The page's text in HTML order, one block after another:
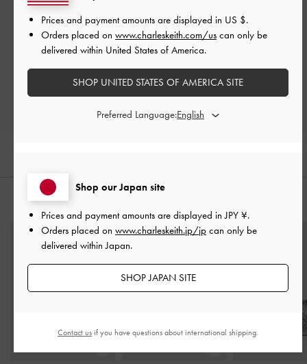
ご感想をお聞かせください
Let us know what you think
レビューを書く
Shop our Japan site
Prices and payment amounts are displayed inJPY ¥.
Orders placed on www.charleskeith.jp/jp can only be
delivered within Japan.
SHOP JAPAN SITE
Prices and payment amounts are displayed in US $.
Orders placed on www.charleskeith.com/us can only be
delivered within United States of America.
SHOP UNITED STATES OF AMERICA SITE
Preferred Language:
Contact usif you have questions about international shipping.